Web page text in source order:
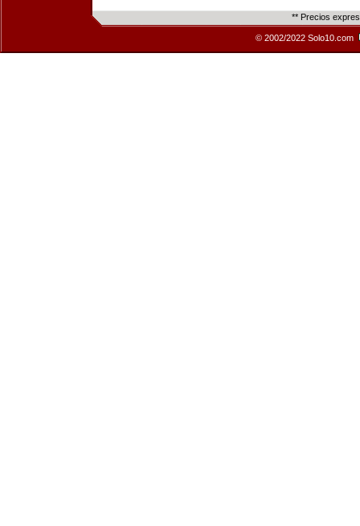
** Precios
© 2002/2022 Solo10.com